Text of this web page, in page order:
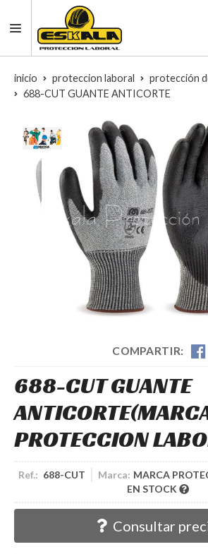
inicio proteccion laboral
protección
688-CUT GUANTE ANTICORTE
COMPARTIR:
688-CUT GUANTE
ANTICORTE
PROTECCION
Ref.: 688-CUT Marca: MARCA
EN STOCK
Consultar